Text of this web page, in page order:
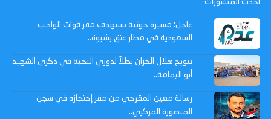
احدث المنشورات
عاجل: مسيرة حوثية تستهدف مقر قوات الواجب
السعودية في مطار عتق بشبوة..
تتويج هلال الخزان بطلاً لدوري النخبة في ذكرى الشهيد
أبو اليمامة..
رسالة معين المقرحي من مقر إحتجازه في سجن
المنصورة المركزي..